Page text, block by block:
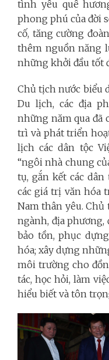
tình yêu quê
phong phú của đời
cố, tăng cường
thêm nguồn năng
những khởi đầu tốt
Chủ tịch nước biểu
Du lịch, các địa
những năm qua đã
trì và phát triển
lịch các dân tộc
“ngôi nhà chung
tụ, gắn kết các dân
các giá trị văn hóa
Nam thân yêu. Chủ
ngành, địa phương,
bảo tồn, phục
hóa; xây dựng
môi trường cho
tác, học hỏi, làm
hiểu biết và tôn